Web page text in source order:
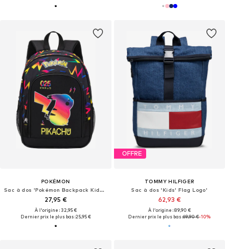
POKÉMON
Sac à dos 'Pokémon Backpack Kids Black – Boys Girls School Bag with Pikachu Design and Front Pocket'
27,95 €
À l'origine : 32,95 €
Dernier prix le plus bas :25,95 €
OFFRE
TOMMY HILFIGER
Sac à dos 'Kids' Flag Logo'
62,93 €
À l'origine : 89,90 €
Dernier prix le plus bas :69,90 €-10%